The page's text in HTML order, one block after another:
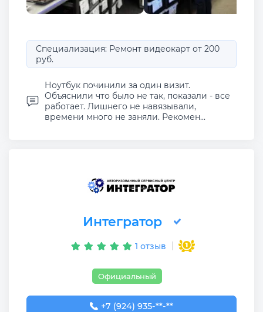
Специализация: Ремонт видеокарт от 200
руб.
Ноутбук починили за один визит.
Объяснили что было не так, показали - все
работает. Лишнего не навязывали,
времени много не заняли. Рекомен...
Интегратор
1 отзыв
Официальный
+7 (924) 935-01-01
+7 (924) 935-**-**